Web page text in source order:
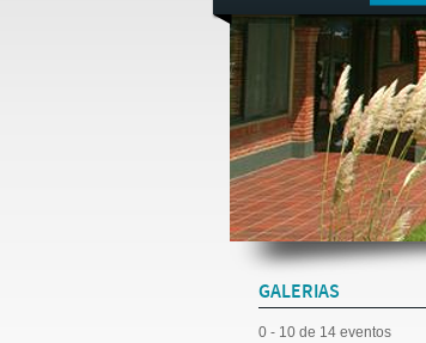
GALERIAS
0 - 10 de 14 eventos